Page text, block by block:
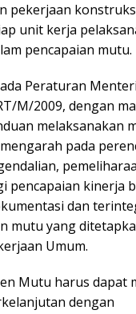
pekerjaan
unit kerja
pencapaian mutu.
Peraturan
M/2009, dengan
melaksanakan
pada
pencapaian kinerja
dan
mutu yang
Umum.
Mutu harus dapat
dengan